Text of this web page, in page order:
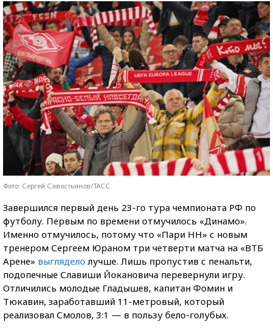
Фото: Сергей Савостьянов/ТАСС
Завершился первый день 23-го тура чемпионата РФ по
футболу. Первым по времени отмучилось «Динамо».
Именно отмучилось, потому что «Пари НН» с новым
тренером Сергеем Юраном три четверти матча на «ВТБ
Арене» выглядело лучше. Лишь пропустив с пенальти,
подопечные Славиши Йокановича перевернули игру.
Отличились молодые Гладышев, капитан Фомин и
Тюкавин, заработавший 11-метровый, который
реализовал Смолов, 3:1 — в пользу бело-голубых.